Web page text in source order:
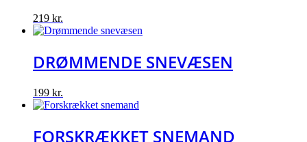
219 kr.
DRØMMENDE SNEVÆSEN
199 kr.
FORSKRÆKKET SNEMAND